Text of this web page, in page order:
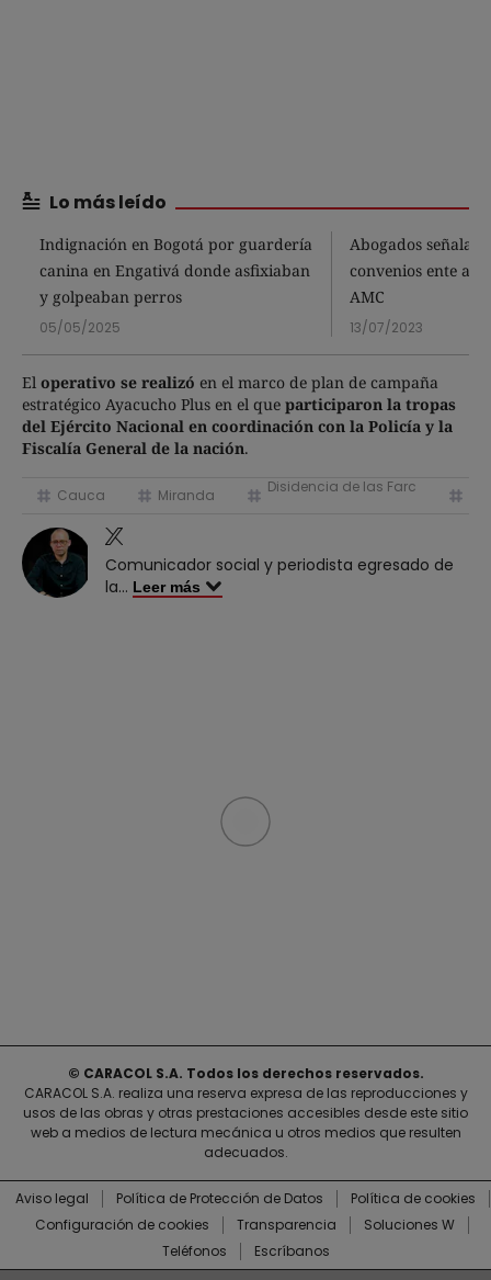
Lo más leído
Indignación en Bogotá por guardería
canina en Engativá donde asfixiaban
y golpeaban perros
05/05/2025
Abogados
convenios ente
AMC
13/07/2023
El operativo se realizó en el marco de plan de campaña
estratégico Ayacucho Plus en el que participaron la tropas
del Ejército Nacional en coordinación con la Policía y la
Fiscalía General de la nación.
Cauca Miranda Disidencia de las Farc
Comunicador social y periodista egresado de
la... Leer más
© CARACOL S.A. Todos los derechos reservados.
CARACOL S.A. realiza una reserva expresa de las reproducciones y
usos de las obras y otras prestaciones accesibles desde este sitio
web a medios de lectura mecánica u otros medios que resulten
adecuados.
Aviso legal Política de Protección de Datos
Política de cookies
Configuración de cookies
Transparencia
Soluciones W
Teléfonos
Escríbanos